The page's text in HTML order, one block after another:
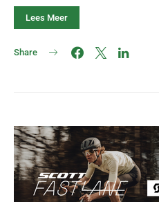
Lees Meer
Share